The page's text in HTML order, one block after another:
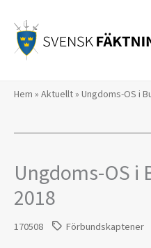
innehåll
Hem » Aktuellt» Ungdoms-OS i
Ungdoms-OS i
2018
170508 Förbundskaptener